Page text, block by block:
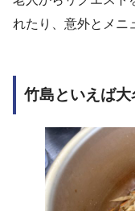
れたり、意外とメニ
竹島といえば大